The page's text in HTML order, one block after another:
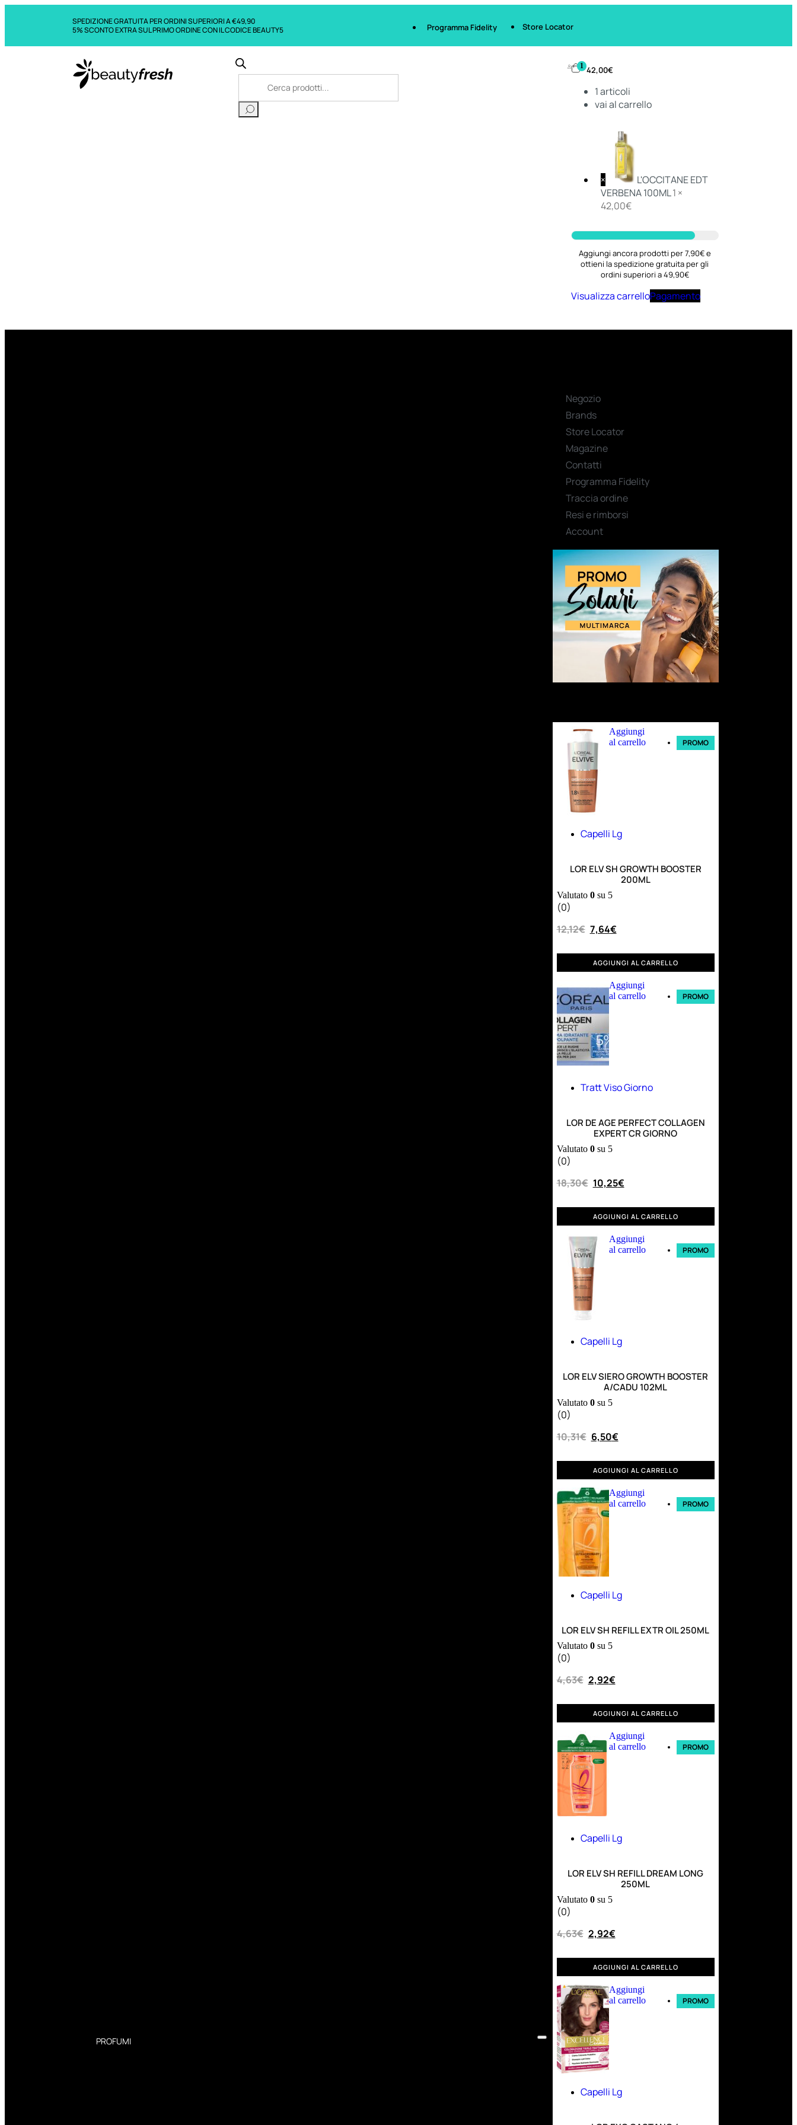
SPEDIZIONE GRATUITA PER ORDINI SUPERIORI A €49,90
5% SCONTO EXTRA SUL PRIMO ORDINE CON IL CODICE BEAUTY5
Programma Fidelity Store Locator
1 42,00€
1articoli
vai al carrello
×
L'OCCITANE EDT
VERBENA 100ML1 ×
42,00€
Aggiungi ancora prodotti per 7,90€ e
ottieni la spedizione gratuita per gli
ordini superiori a 49,90€
Visualizza carrelloPagamento
PROFUMI
Negozio
Brands
Store Locator
Magazine
Contatti
Programma Fidelity
Traccia ordine
Resi e rimborsi
Account
Aggiungi
al carrello
PROMO
Capelli Lg
LOR ELV SH GROWTH BOOSTER
200ML
Valutato 0su 5
(0)
12,12€ 7,64€
AGGIUNGI AL CARRELLO
Aggiungi
al carrello
PROMO
Tratt Viso Giorno
LOR DE AGE PERFECT COLLAGEN
EXPERT CR GIORNO
Valutato 0su 5
(0)
18,30€ 10,25€
AGGIUNGI AL CARRELLO
Aggiungi
al carrello
PROMO
Capelli Lg
LOR ELV SIERO GROWTH BOOSTER
A/CADU 102ML
Valutato 0su 5
(0)
10,31€ 6,50€
AGGIUNGI AL CARRELLO
Aggiungi
al carrello
PROMO
Capelli Lg
LOR ELV SH REFILL EXTR OIL 250ML
Valutato 0su 5
(0)
4,63€ 2,92€
AGGIUNGI AL CARRELLO
Aggiungi
al carrello
PROMO
Capelli Lg
LOR ELV SH REFILL DREAM LONG
250ML
Valutato 0su 5
(0)
4,63€ 2,92€
AGGIUNGI AL CARRELLO
Aggiungi
al carrello
PROMO
Capelli Lg